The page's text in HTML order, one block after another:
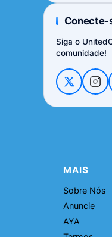
Conecte-
Siga o
comunidade!
MAIS
Sobre Nós
Anuncie
AYA